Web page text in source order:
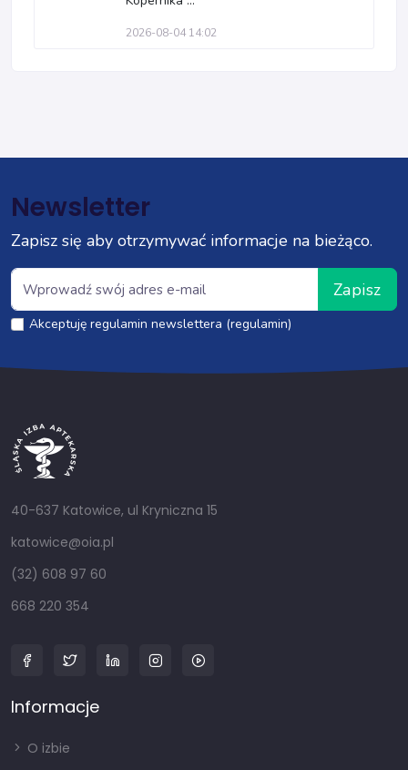
2026-08-04 14:02
Newsletter
Zapisz się aby otrzymywać informacje na bieżąco.
Zapisz
Akceptuję regulamin newslettera (regulamin)
40-637 Katowice, ul Kryniczna 15
katowice@oia.pl
(32) 608 97 60
668 220 354
Informacje
O izbie